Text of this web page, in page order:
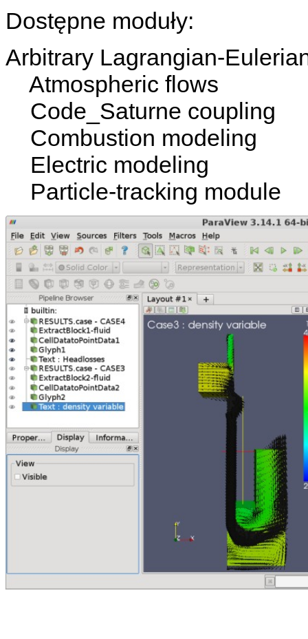
Dostępne moduły:
Arbitrary Lagrangian-
Atmospheric flows
Code_Saturne coupling
Combustion modeling
Electric modeling
Particle-tracking module